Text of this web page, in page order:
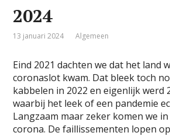
2024
13 januari 2024 Algemeen
Eind 2021 dachten we dat het land
coronaslot kwam. Dat bleek toch
kabbelen in 2022 en eigenlijk werd
waarbij het leek of een pandemie
Langzaam maar zeker komen we
corona. De faillissementen lopen